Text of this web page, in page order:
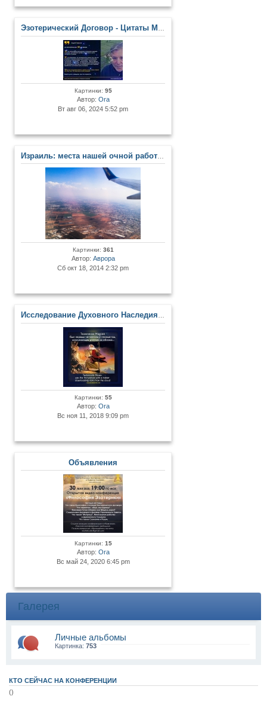
Эзотерический Договор - Цитаты Мастеров и Развитых Личностей
Картинки: 95
Автор: Ora
Вт авг 06, 2024 5:52 pm
Израиль: места нашей очной работы в Центре. Сакральные места Земли Обетованной
Картинки: 361
Автор: Аврора
Сб окт 18, 2014 2:32 pm
Исследование Духовного Наследия и Древних Артефактов
Картинки: 55
Автор: Ora
Вс ноя 11, 2018 9:09 pm
Объявления
Картинки: 15
Автор: Ora
Вс май 24, 2020 6:45 pm
Галерея
Личные альбомы
Картинка: 753
КТО СЕЙЧАС НА КОНФЕРЕНЦИИ
()